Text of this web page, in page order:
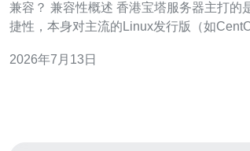
兼容？ 兼容性概述 香港宝塔服务器主打的
捷性，本身对主流的Linux发行版（如
内核与软件包的匹配性。 常见限制 部分老
2026年7月13日